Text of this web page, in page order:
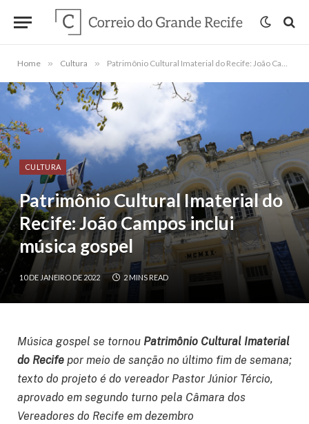
Home » Cultura » Patrimônio Cultural Imaterial do Recife: João Campos inclui música gospel
CULTURA
Patrimônio Cultural Imaterial do
Recife: João Campos inclui
música gospel
10 DE JANEIRO DE 2022 2 MINS READ
Música gospel se tornou Patrimônio Cultural Imaterial
do Recife por meio de sanção no último fim de semana;
texto do projeto é do vereador Pastor Júnior Tércio,
aprovado em segundo turno pela Câmara dos
Vereadores do Recife em dezembro